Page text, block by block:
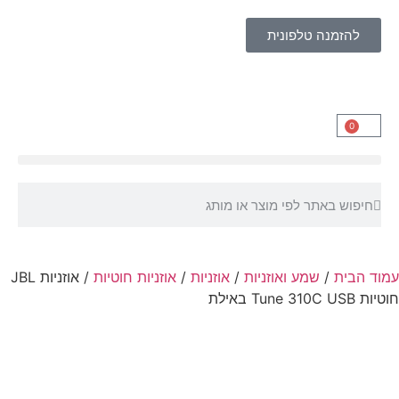
0
להזמנה טלפונית
עמוד הבית / שמע ואוזניות / אוזניות / אוזניות חוטיות
/ אוזניות JBL
חוטיות Tune 310C USB באילת